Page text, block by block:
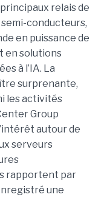
relais de
conducteurs,
en puissance de
en solutions
à l’IA. La
surprenante,
les activités
Group
autour de
serveurs
rapportent par
une